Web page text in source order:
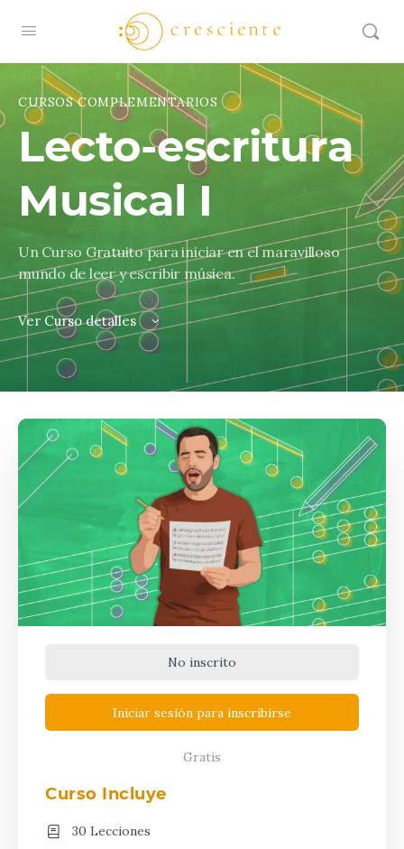
CURSOS COMPLEMENTARIOS
Lecto-escritura
Musical I
Un Curso Gratuito para iniciar en el maravilloso
mundo de leer y escribir música.
Ver Curso detalles
No inscrito
Iniciar sesión para inscribirse
Gratis
Curso Incluye
30 Lecciones